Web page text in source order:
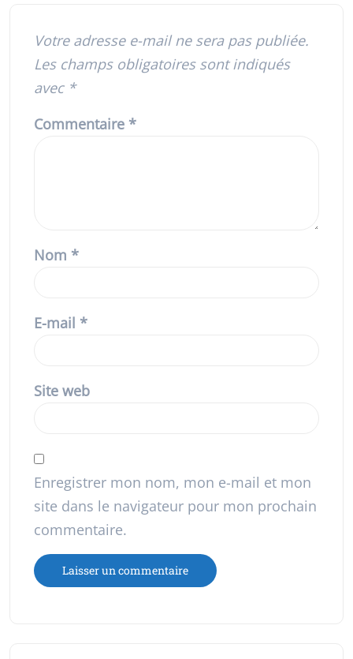
Votre adresse e-mail ne sera pas publiée.
Les champs obligatoires sont indiqués
avec *
Commentaire *
Nom *
E-mail *
Site web
Enregistrer mon nom, mon e-mail et mon
site dans le navigateur pour mon prochain
commentaire.